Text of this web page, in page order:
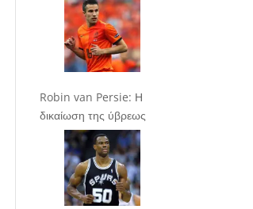
Robin van Persie: Η
δικαίωση της ύβρεως